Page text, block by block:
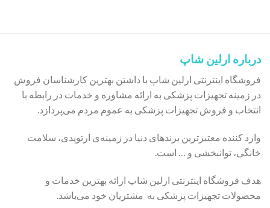
درباره ارلین شاپ
فروشگاه اینترنتی ارلین شاپ با داشتن بهترین کارشناسان فروش
در زمینه تجهیزات پزشکی به ارائه مشاوره و خدمات در رابطه با
انتخاب و فروش تجهیزات پزشکی به عموم مردم می‌پردازد.
وارد کننده معتبرترین برندهای دنیا در زمینه‌ی ارتوپدی، سلامت
خانگی، توانبخشی و … است.
هدف فروشگاه اینترنتی ارلین شاپ ارائه بهترین خدمات و
محصولات تجهیزات پزشکی به مشتریان خود می‌باشد.